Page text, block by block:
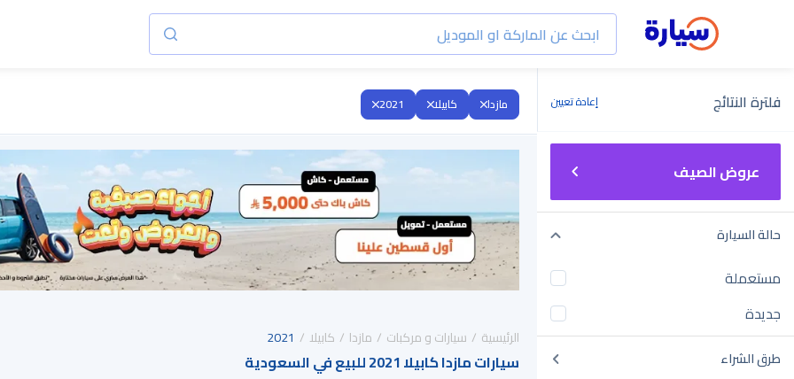
فلترة النتائج إعادة تعيين
عروض الصيف
حالة السيارة
مستعملة
جديدة
طرق الشراء
مازدا كابيلا 2021
الرئيسية سيارات و مركبات مازدا كابيلا 2021
سيارات مازدا كابيلا 2021 للبيع في السعودية